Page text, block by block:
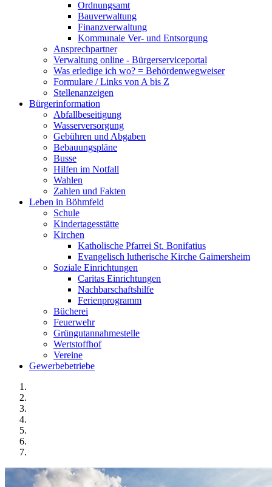
Ordnungsamt
Bauverwaltung
Finanzverwaltung
Kommunale Ver- und Entsorgung
Ansprechpartner
Verwaltung online - Bürgerserviceportal
Was erledige ich wo? = Behördenwegweiser
Formulare / Links von A bis Z
Stellenanzeigen
Bürgerinformation
Abfallbeseitigung
Wasserversorgung
Gebühren und Abgaben
Bebauungspläne
Busse
Hilfen im Notfall
Wahlen
Zahlen und Fakten
Leben in Böhmfeld
Schule
Kindertagesstätte
Kirchen
Katholische Pfarrei St. Bonifatius
Evangelisch lutherische Kirche Gaimersheim
Soziale Einrichtungen
Caritas Einrichtungen
Nachbarschaftshilfe
Ferienprogramm
Bücherei
Feuerwehr
Grüngutannahmestelle
Wertstoffhof
Vereine
Gewerbebetriebe